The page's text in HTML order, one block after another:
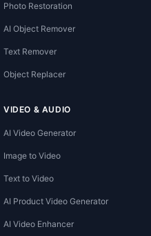
Photo Restoration
AI Object Remover
Text Remover
Object Replacer
VIDEO & AUDIO
AI Video Generator
Image to Video
Text to Video
AI Product Video Generator
AI Video Enhancer